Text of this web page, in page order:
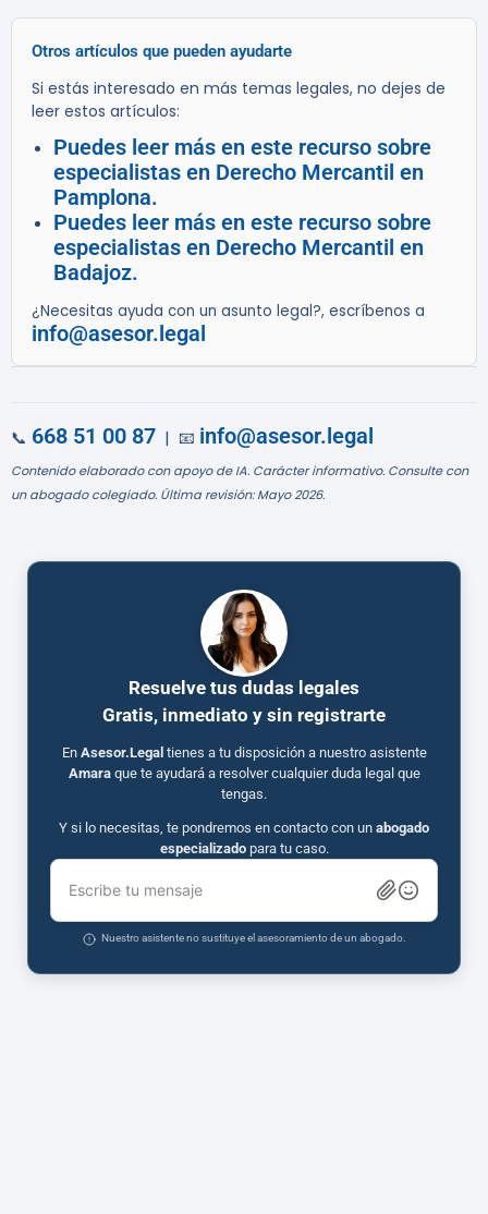
Otros artículos que pueden ayudarte
Si estás interesado en más temas legales, no dejes de
leer estos artículos:
Puedes leer más en este recurso sobre
especialistas en Derecho Mercantil en
Pamplona.
Puedes leer más en este recurso sobre
especialistas en Derecho Mercantil en
Badajoz.
¿Necesitas ayuda con un asunto legal?, escríbenos a
info@asesor.legal
📞 668 51 00 87 | 📧 info@asesor.legal
Contenido elaborado con apoyo de IA. Carácter informativo. Consulte con
un abogado colegiado. Última revisión: Mayo 2026.
Resuelve tus dudas legales
Gratis, inmediato y sin registrarte
En Asesor.Legal tienes a tu disposición a nuestro asistente
Amaraque te ayudará a resolver cualquier duda legal que
tengas.
Y si lo necesitas, te pondremos en contacto con un abogado
especializadopara tu caso.
Escribe tu mensaje
Nuestro asistente no sustituye el asesoramiento de un abogado.